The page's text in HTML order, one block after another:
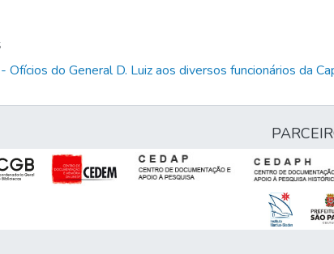
Ofícios do General D. Luiz aos diversos funcionários da